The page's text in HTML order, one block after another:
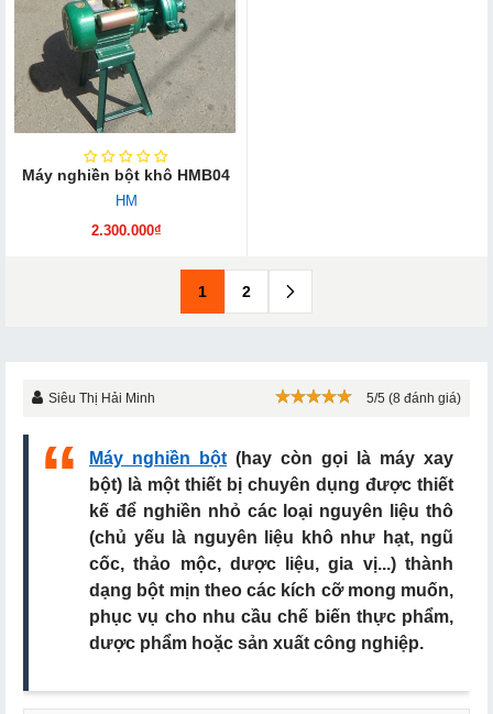
Máy nghiền bột khô HMB04
HM
2.300.000₫
1 2
Siêu Thị Hải Minh 5/5 (8 đánh giá)
Máy nghiền bột (hay còn gọi là máy xay
bột) là một thiết bị chuyên dụng được thiết
kế để nghiền nhỏ các loại nguyên liệu thô
(chủ yếu là nguyên liệu khô như hạt, ngũ
cốc, thảo mộc, dược liệu, gia vị...) thành
dạng bột mịn theo các kích cỡ mong muốn,
phục vụ cho nhu cầu chế biến thực phẩm,
dược phẩm hoặc sản xuất công nghiệp.